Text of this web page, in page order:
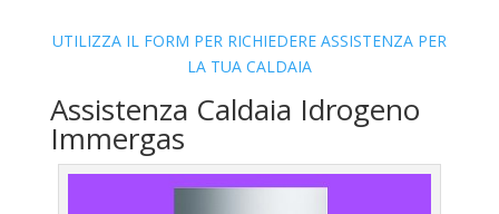
UTILIZZA IL FORM PER RICHIEDERE ASSISTENZA PER
LA TUA CALDAIA
Assistenza Caldaia Idrogeno
Immergas